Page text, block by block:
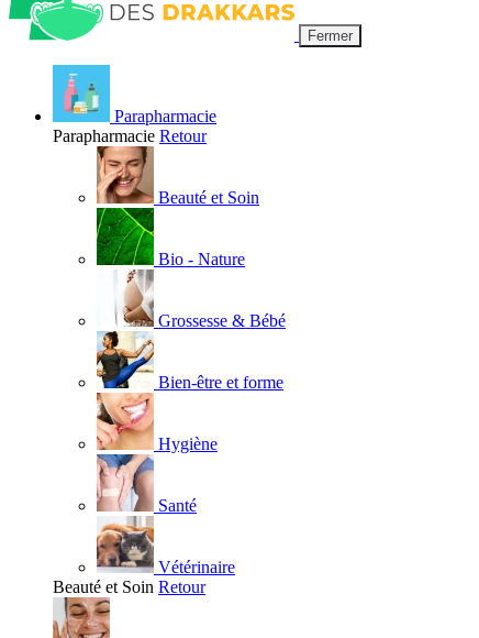
Fermer
Parapharmacie
Parapharmacie Retour
Beauté et Soin
Bio - Nature
Grossesse & Bébé
Bien-être et forme
Hygiène
Santé
Vétérinaire
Beauté et Soin Retour